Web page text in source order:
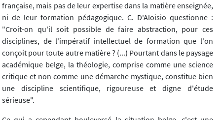
française, mais pas de leur expertise dans la matière enseignée,
ni de leur formation pédagogique. C. D'Aloisio questionne :
"Croit-on qu'il soit possible de faire abstraction, pour ces
disciplines, de l'impératif intellectuel de formation que l'on
conçoit pour toute autre matière ? (...) Pourtant dans le paysage
académique belge, la théologie, comprise comme une science
critique et non comme une démarche mystique, constitue bien
une discipline scientifique, rigoureuse et digne d'étude
sérieuse".